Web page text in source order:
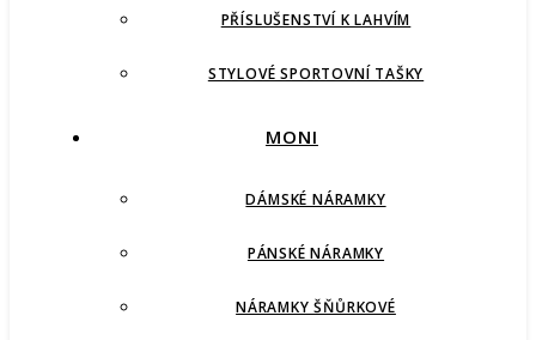
PŘÍSLUŠENSTVÍ K LAHVÍM
STYLOVÉ SPORTOVNÍ TAŠKY
MONI
DÁMSKÉ NÁRAMKY
PÁNSKÉ NÁRAMKY
NÁRAMKY ŠŇŮRKOVÉ